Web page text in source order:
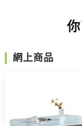
網上商品